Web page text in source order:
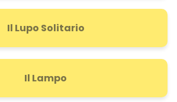
Il Lupo Solitario
Il Lampo